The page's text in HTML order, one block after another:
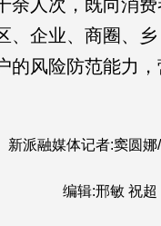
人次，既向消费
、企业、商圈、乡
的风险防范能力，
新派融媒体记者:窦圆娜
编辑:邢敏 祝超